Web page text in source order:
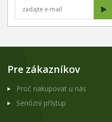
Pre zákazníkov
Proč nakupovat u nás
Seriózní přístup